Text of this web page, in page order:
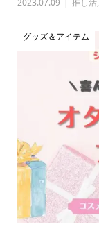
2023.07.09 推し活,
グッズ＆アイテム